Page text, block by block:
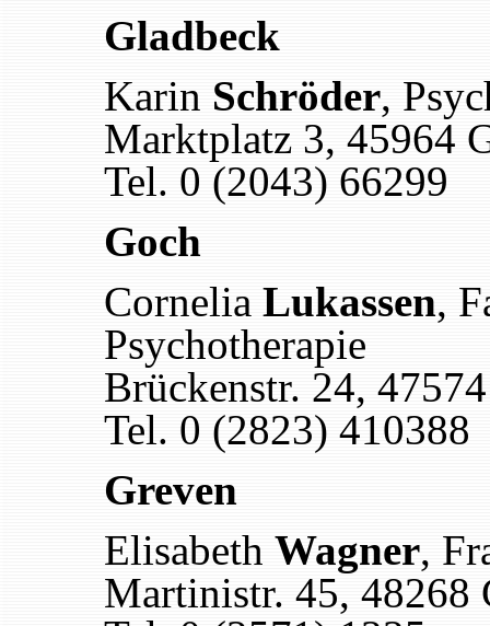
Gladbeck
Karin Schröder,
Marktplatz 3, 45964
Tel. 0 (2043) 66299
Goch
Cornelia Lukassen,
Psychotherapie
Brückenstr. 24,
Tel. 0 (2823) 410388
Greven
Elisabeth Wagner,
Martinistr. 45, 48268